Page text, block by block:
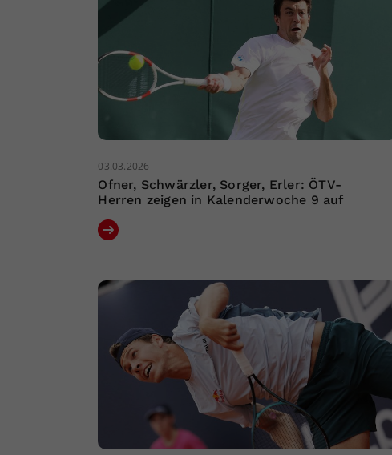
03.03.2026
Ofner, Schwärzler, Sorger, Erler: ÖTV-
Herren zeigen in Kalenderwoche 9 auf